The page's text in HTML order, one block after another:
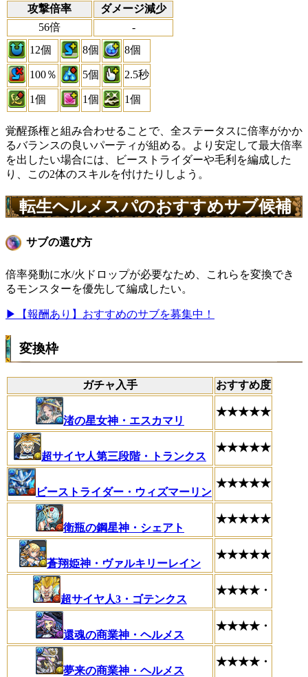
攻撃倍率
ダメージ減少
56倍
-
12個
8個 8個
100％ 5個 2.5秒
1個 1個 1個
覚醒孫権と組み合わせることで、全ステータスに倍率がかか
るバランスの良いパーティが組める。より安定して最大倍率
を出したい場合には、ビーストライダーや毛利を編成した
り、この2体のスキルを付けたりしよう。
転生ヘルメスパのおすすめサブ候補
サブの選び方
倍率発動に水/火ドロップが必要なため、これらを変換でき
るモンスターを優先して編成したい。
▶【報酬あり】おすすめのサブを募集中！
変換枠
ガチャ入手 おすすめ度
渚の星女神・エスカマリ
★★★★★
超サイヤ人第三段階・トランクス
★★★★★
ビーストライダー・ウィズマーリン
★★★★★
衛瓶の鋼星神・シェアト
★★★★★
蒼翔姫神・ヴァルキリーレイン
★★★★★
超サイヤ人3・ゴテンクス
★★★★・
還魂の商業神・ヘルメス
★★★★・
夢来の商業神・ヘルメス
★★★★・